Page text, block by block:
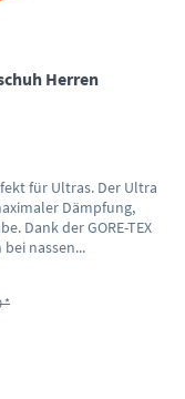
Herren
für Ultras. Der Ultra
Dämpfung,
Dank der GORE-TEX
nassen...
*